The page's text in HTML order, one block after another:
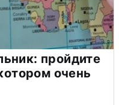
пройдите
очень